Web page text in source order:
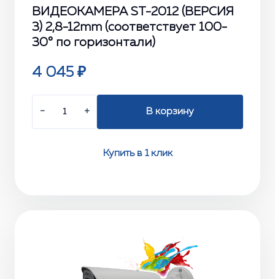
ВИДЕОКАМЕРА ST-2012 (ВЕРСИЯ
3) 2,8-12mm (соответствует 100-
30° по горизонтали)
4 045 ₽
− + В корзину
Купить в 1 клик